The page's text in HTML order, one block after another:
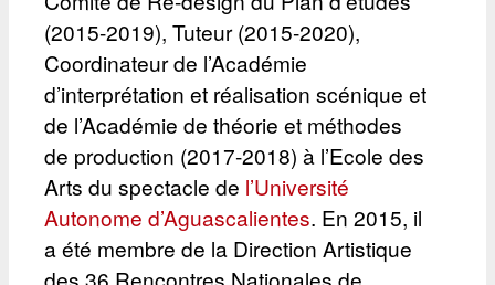
(2015-2019), Tuteur (2015-2020),
Coordinateur de l’Académie
d’interprétation et réalisation scénique et
de l’Académie de théorie et méthodes
de production (2017-2018) à l’Ecole des
Arts du spectacle de l’Université
Autonome d’Aguascalientes. En 2015, il
a été membre de la Direction Artistique
des 36 Rencontres Nationales de